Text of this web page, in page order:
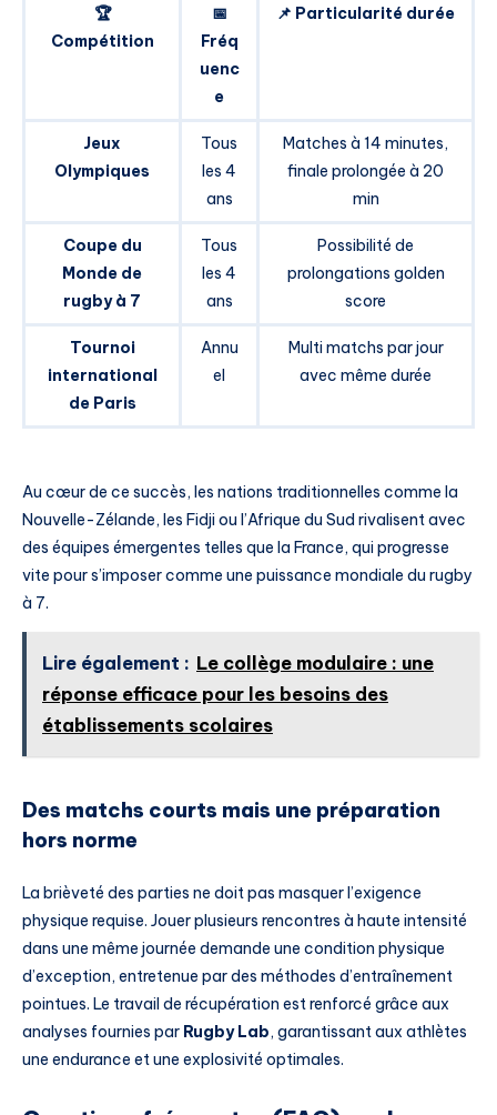
🏆
Compétition
📅
Fréq
uenc
e
📌 Particularité durée
Jeux
Olympiques
Tous
les 4
ans
Matches à 14 minutes,
finale prolongée à 20
min
Coupe du
Monde de
rugby à 7
Tous
les 4
ans
Possibilité de
prolongations golden
score
Tournoi
international
de Paris
Annu
el
Multi matchs par jour
avec même durée
Au cœur de ce succès, les nations traditionnelles comme la
Nouvelle-Zélande, les Fidji ou l’Afrique du Sud rivalisent avec
des équipes émergentes telles que la France, qui progresse
vite pour s’imposer comme une puissance mondiale du rugby
à 7.
Lire également : Le collège modulaire : une
réponse efficace pour les besoins des
établissements scolaires
Des matchs courts mais une préparation
hors norme
La brièveté des parties ne doit pas masquer l’exigence
physique requise. Jouer plusieurs rencontres à haute intensité
dans une même journée demande une condition physique
d’exception, entretenue par des méthodes d’entraînement
pointues. Le travail de récupération est renforcé grâce aux
analyses fournies par Rugby Lab, garantissant aux athlètes
une endurance et une explosivité optimales.